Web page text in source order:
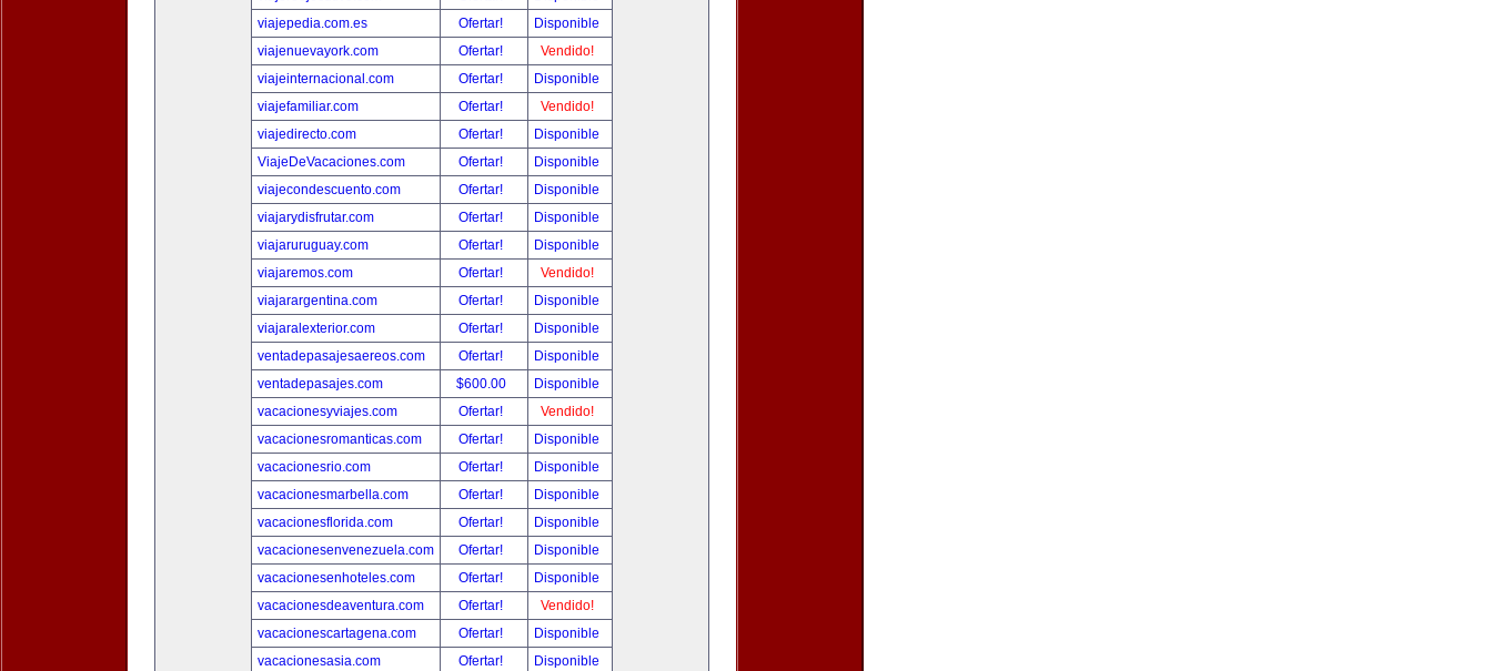
viajepedia.com.es
Ofertar!
Disponible
viajenuevayork.com
Ofertar!
Vendido!
viajeinternacional.com
Ofertar!
Disponible
viajefamiliar.com
Ofertar!
Vendido!
viajedirecto.com
Ofertar!
Disponible
ViajeDeVacaciones.com
Ofertar!
Disponible
viajecondescuento.com
Ofertar!
Disponible
viajarydisfrutar.com
Ofertar!
Disponible
viajaruruguay.com
Ofertar!
Disponible
viajaremos.com
Ofertar!
Vendido!
viajarargentina.com
Ofertar!
Disponible
viajaralexterior.com
Ofertar!
Disponible
ventadepasajesaereos.com
Ofertar!
Disponible
ventadepasajes.com
$600.00
Disponible
vacacionesyviajes.com
Ofertar!
Vendido!
vacacionesromanticas.com
Ofertar!
Disponible
vacacionesrio.com
Ofertar!
Disponible
vacacionesmarbella.com
Ofertar!
Disponible
vacacionesflorida.com
Ofertar!
Disponible
vacacionesenvenezuela.com
Ofertar!
Disponible
vacacionesenhoteles.com
Ofertar!
Disponible
vacacionesdeaventura.com
Ofertar!
Vendido!
vacacionescartagena.com
Ofertar!
Disponible
vacacionesasia.com
Ofertar!
Disponible